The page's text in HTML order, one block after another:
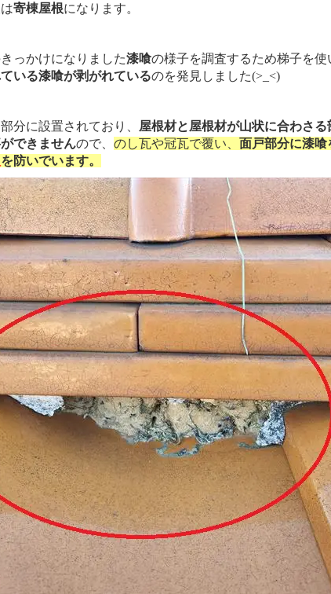
寄棟屋根になります。
っかけになりました漆喰の様子を調査するため梯子を使
いる漆喰が剥がれているのを発見しました(>_<)
分に設置されており、 屋根材と屋根材が山状に合わさ
できませんので、 のし瓦や冠瓦で覆い、 面戸部分に漆喰
を防いでいます。